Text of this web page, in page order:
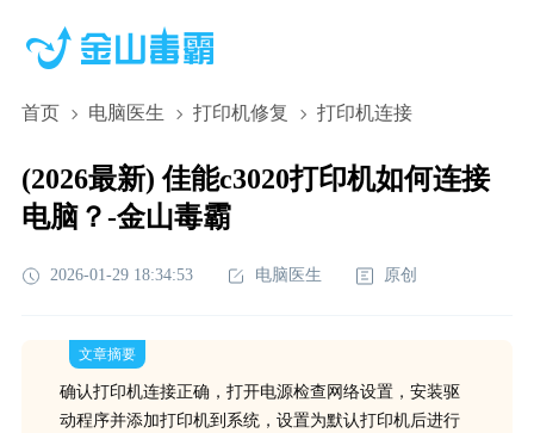
首页 电脑医生 打印机修复 打印机连接
(2026最新) 佳能c3020打印机如何连接
电脑？-金山毒霸
2026-01-29 18:34:53 电脑医生 原创
文章摘要
确认打印机连接正确，打开电源检查网络设置，安装驱
动程序并添加打印机到系统，设置为默认打印机后进行